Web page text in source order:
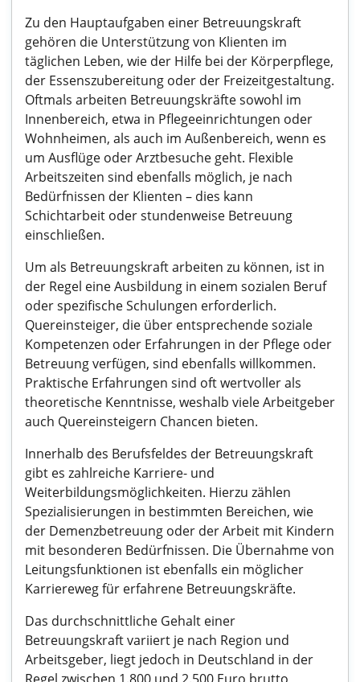
Zu den Hauptaufgaben einer Betreuungskraft
gehören die Unterstützung von Klienten im
täglichen Leben, wie der Hilfe bei der Körperpflege,
der Essenszubereitung oder der Freizeitgestaltung.
Oftmals arbeiten Betreuungskräfte sowohl im
Innenbereich, etwa in Pflegeeinrichtungen oder
Wohnheimen, als auch im Außenbereich, wenn es
um Ausflüge oder Arztbesuche geht. Flexible
Arbeitszeiten sind ebenfalls möglich, je nach
Bedürfnissen der Klienten – dies kann
Schichtarbeit oder stundenweise Betreuung
einschließen.
Um als Betreuungskraft arbeiten zu können, ist in
der Regel eine Ausbildung in einem sozialen Beruf
oder spezifische Schulungen erforderlich.
Quereinsteiger, die über entsprechende soziale
Kompetenzen oder Erfahrungen in der Pflege oder
Betreuung verfügen, sind ebenfalls willkommen.
Praktische Erfahrungen sind oft wertvoller als
theoretische Kenntnisse, weshalb viele Arbeitgeber
auch Quereinsteigern Chancen bieten.
Innerhalb des Berufsfeldes der Betreuungskraft
gibt es zahlreiche Karriere- und
Weiterbildungsmöglichkeiten. Hierzu zählen
Spezialisierungen in bestimmten Bereichen, wie
der Demenzbetreuung oder der Arbeit mit Kindern
mit besonderen Bedürfnissen. Die Übernahme von
Leitungsfunktionen ist ebenfalls ein möglicher
Karriereweg für erfahrene Betreuungskräfte.
Das durchschnittliche Gehalt einer
Betreuungskraft variiert je nach Region und
Arbeitsgeber, liegt jedoch in Deutschland in der